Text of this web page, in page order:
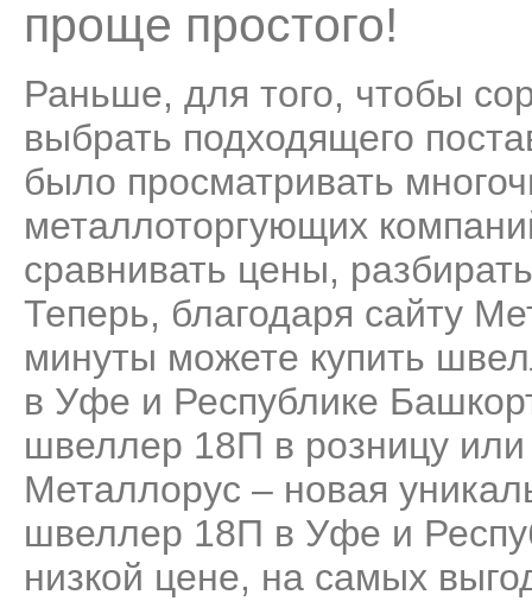
проще простого!
Раньше, для того, чтобы
выбрать подходящего
было просматривать
металлоторгующих
сравнивать цены,
Теперь, благодаря сайту
минуты можете купить
в Уфе и Республике
швеллер 18П в розницу
Металлорус – новая
швеллер 18П в Уфе и
низкой цене, на самых